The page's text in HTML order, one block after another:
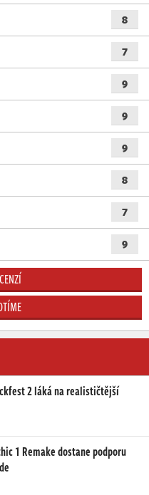
8
7
9
9
9
8
7
9
2 láká na realističtější
1 Remake dostane podporu